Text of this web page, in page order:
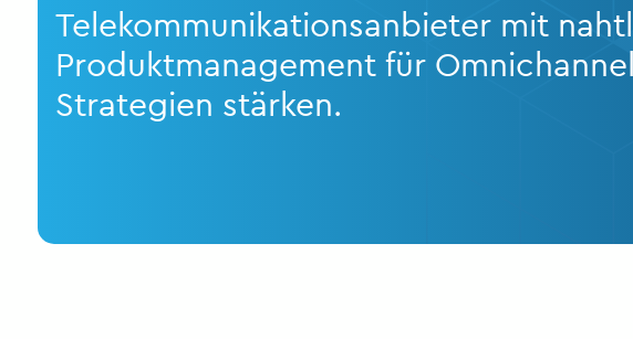
Telekommunikationsanbieter mit
Produktmanagement für
Strategien stärken.